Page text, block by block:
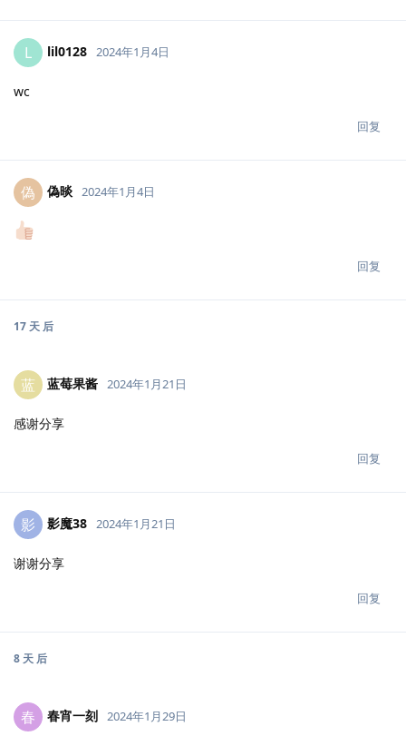
L lil0128 2024年1月4日
wc
回复
偽 偽晱 2024年1月4日
回复
17 天 后
蓝 蓝莓果酱 2024年1月21日
感谢分享
回复
影 影魔38 2024年1月21日
谢谢分享
回复
8 天 后
春 春宵一刻 2024年1月29日